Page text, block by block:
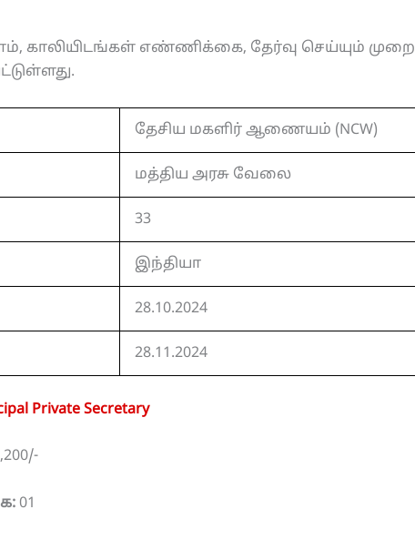
காலியிடங்கள் எண்ணிக்கை, தேர்வு செய்யும் முறை
தேசிய மகளிர் ஆணையம் (NCW)
மத்திய அரசு வேலை
33
இந்தியா
28.10.2024
28.11.2024
Private Secretary
01